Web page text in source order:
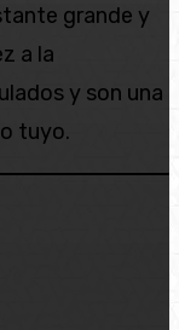
grande y
a la
y son una
tuyo.